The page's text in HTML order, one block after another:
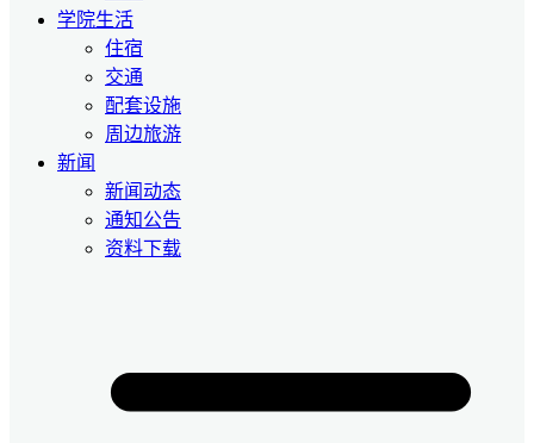
学院生活
住宿
交通
配套设施
周边旅游
新闻
新闻动态
通知公告
资料下载